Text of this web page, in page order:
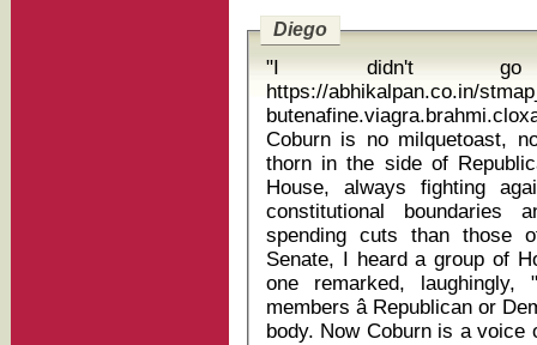
Diego
"I didn't go
https://abhikalpan.co.in/
Coburn is no milquetoast,
thorn in the side of
House, always fighting
constitutional boundaries
spending cuts than those
Senate, I heard a group of
one remarked, laughingly,
members â Republican or
body. Now Coburn is a